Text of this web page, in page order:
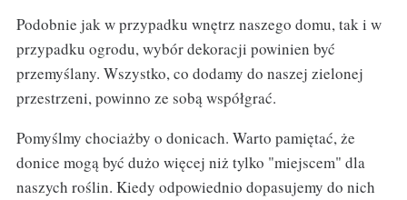
Podobnie jak w przypadku wnętrz naszego domu, tak i w
przypadku ogrodu, wybór dekoracji powinien być
przemyślany. Wszystko, co dodamy do naszej zielonej
przestrzeni, powinno ze sobą współgrać.
Pomyślmy chociażby o donicach. Warto pamiętać, że
donice mogą być dużo więcej niż tylko "miejscem" dla
naszych roślin. Kiedy odpowiednio dopasujemy do nich